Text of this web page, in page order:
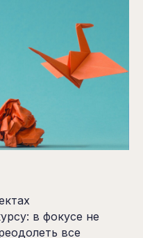
в фокусе не
все